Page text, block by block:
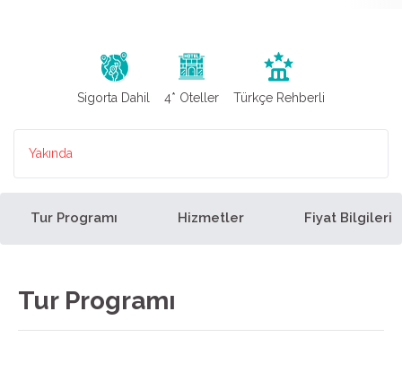
Sigorta Dahil 4* Oteller Türkçe Rehberli
Yakında
Tur Programı Hizmetler Fiyat Bilgileri
Tur Programı